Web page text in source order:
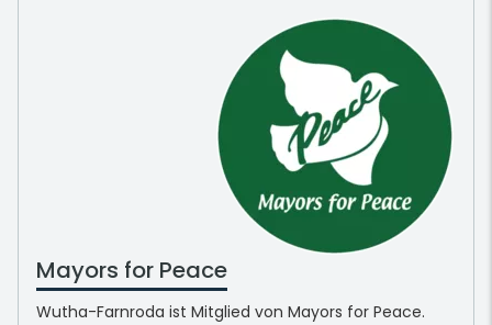
Mayors for Peace
Wutha-Farnroda ist Mitglied von Mayors for Peace.